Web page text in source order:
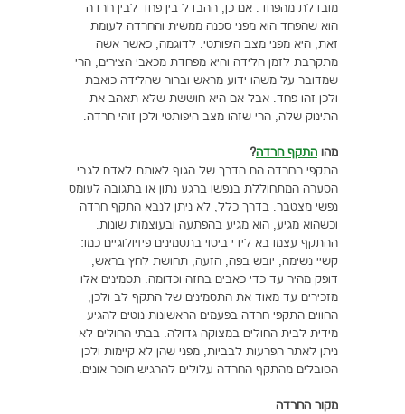
מובדלת מהפחד. אם כן, ההבדל בין פחד לבין חרדה
הוא שהפחד הוא מפני סכנה ממשית והחרדה לעומת
זאת, היא מפני מצב היפותטי. לדוגמה, כאשר אשה
מתקרבת לזמן הלידה והיא מפחדת מכאבי הצירים, הרי
שמדובר על משהו ידוע מראש וברור שהלידה כואבת
ולכן זהו פחד. אבל אם היא חוששת שלא תאהב את
התינוק שלה, הרי שזהו מצב היפותטי ולכן זוהי חרדה.
מהו התקף חרדה?
התקפי החרדה הם הדרך של הגוף לאותת לאדם לגבי
הסערה המתחוללת בנפשו ברגע נתון או בתגובה לעומס
נפשי מצטבר. בדרך כלל, לא ניתן לנבא התקף חרדה
וכשהוא מגיע, הוא מגיע בהפתעה ובעוצמות שונות.
ההתקף עצמו בא לידי ביטוי בתסמינים פיזיולוגיים כמו:
קשיי נשימה, יובש בפה, הזעה, תחושת לחץ בראש,
דופק מהיר עד כדי כאבים בחזה וכדומה. תסמינים אלו
מזכירים עד מאוד את התסמינים של התקף לב ולכן,
החווים התקפי חרדה בפעמים הראשונות נוטים להגיע
מידית לבית החולים במצוקה גדולה. בבתי החולים לא
ניתן לאתר הפרעות לבביות, מפני שהן לא קיימות ולכן
הסובלים מהתקף החרדה עלולים להרגיש חוסר אונים.
מקור החרדה